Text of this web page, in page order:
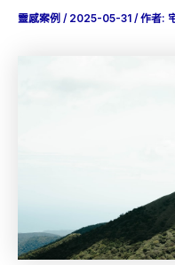
靈感案例 / 2025-05-31 / 作者: